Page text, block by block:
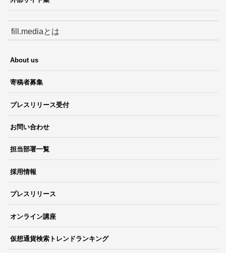
fill.mediaとは
About us
寄稿者募集
プレスリリース受付
お問い合わせ
担当部署一覧
採用情報
プレスリリース
オンライン講座
仮想通貨検索トレンドランキング